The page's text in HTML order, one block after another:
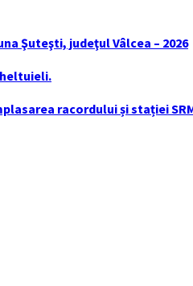
Şuteşti, judeţul Vâlcea – 2026
racordului și stației